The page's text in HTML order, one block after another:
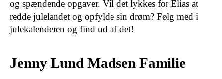
og spændende opgaver. Vil det lykkes for Elias at
redde julelandet og opfylde sin drøm? Følg med i
julekalenderen og find ud af det!
Jenny Lund Madsen Familie